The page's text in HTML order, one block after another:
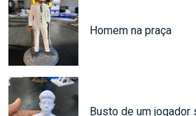
Homem na praça
Busto de um jogador